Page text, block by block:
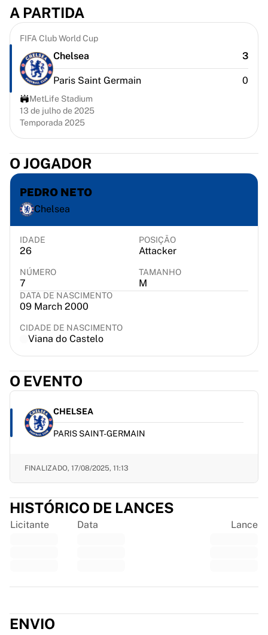
Destaques
Charlotte Hornets
Chicago Bulls
LA Clippers
Portland Trail Blazers
Virtus Bologna
Ver tudo sobre basquete
Principais equipes da NBA
Charlotte Hornets
Chicago Bulls
LA Clippers
Ver tudo da NBA
Principais equipes europeias
Beşiktaş Gain
Eslovênia
Virtus Bologna
Guerri Napoli
Outros esportes
Ciclismo
Team Visma | Lease a bike
Soudal Quick Step
Netcompany INEOS
EF Education
Ver tudo sobre ciclismo
Rugby
France Rugby
Gloucester Rugby
Bath Rugby
Harlequins
Ver tudo de rúgbi
England Cricket
Delhi Capitals
NHL Alumni
A PARTIDA
FIFA Club World Cup
Chelsea 3
Paris Saint Germain 0
MetLife Stadium
13 de julho de 2025
Temporada 2025
O JOGADOR
PEDRO NETO
Chelsea
IDADE
26
POSIÇÃO
Attacker
NÚMERO
7
TAMANHO
M
DATA DE NASCIMENTO
09 March 2000
CIDADE DE NASCIMENTO
Viana do Castelo
O EVENTO
CHELSEA
PARIS SAINT-GERMAIN
FINALIZADO, 17/08/2025, 11:13
HISTÓRICO DE LANCES
Licitante Data Lance
ENVIO